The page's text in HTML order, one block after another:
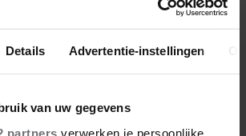
Details Advertentie-instellingen
van uw gegevens
partners verwerken je persoonlijke